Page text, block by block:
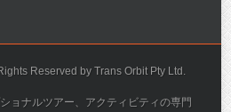
Reserved by Trans Orbit Pty Ltd.
ョナルツアー、アクティビティの専門